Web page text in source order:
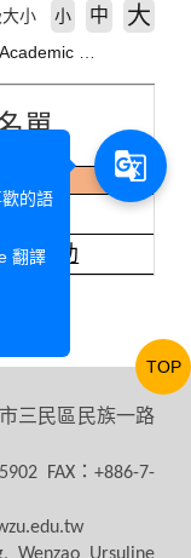
小 小 中 大
單
程補助
三民區民族一路
FAX：+886-7-
TOP
的語
翻譯
g_translate